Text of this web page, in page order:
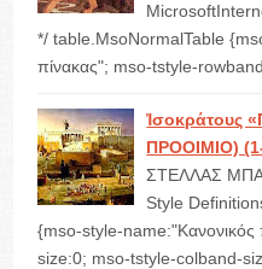
*/ table.MsoNormalTable
πίνακας"; mso-tstyle-
Ἰσοκράτους
ΠΡΟΟΙΜΙΟ)
ΣΤΕΛΛΑΣ
Style
{mso-style-
size:0; mso-tstyle-colband-